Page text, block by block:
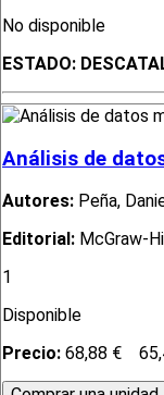
No disponible
ESTADO:
Análisis de
Autores: Peña,
Editorial: McGraw-Hill
1
Disponible
Precio: 68,88 €